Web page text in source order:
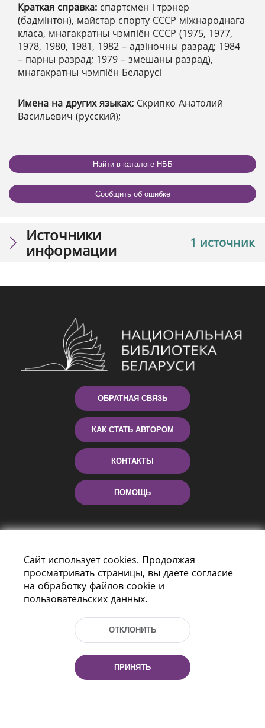
Краткая справка: спартсмен і трэнер
(бадмінтон), майстар спорту СССР міжнароднага
класа, мнагакратны чэмпіён СССР (1975, 1977,
1978, 1980, 1981, 1982 – адзіночны разрад; 1984
– парны разрад; 1979 – змешаны разрад),
мнагакратны чэмпіён Беларусі
Имена на других языках: Скрипко Анатолий
Васильевич (русский);
Найти в каталоге НББ
Сообщить об ошибке
1 источник
Источники
информации
ОБРАТНАЯ СВЯЗЬ
КАК СТАТЬ АВТОРОМ
КОНТАКТЫ
ПОМОЩЬ
Пр-т Независимости 116
г. Минск, Республика Беларусь, 220114
Тел.: (+375 17) 368 37 37, Факс: (+375 17)
Эл. почта: inbox@nlb.by
Сайт использует cookies. Продолжая
просматривать страницы, вы даете согласие
на обработку файлов cookie и
пользовательских данных.
ОТКЛОНИТЬ
ПРИНЯТЬ